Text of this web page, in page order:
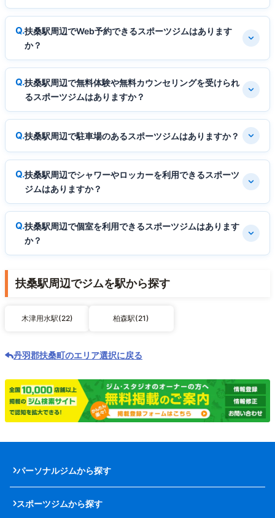
扶桑駅周辺でWeb予約できるスポーツジムはあります
か？
扶桑駅周辺で無料体験や無料カウンセリングを受けられ
るスポーツジムはありますか？
扶桑駅周辺で駐車場のあるスポーツジムはありますか？
扶桑駅周辺でシャワーやロッカーを利用できるスポーツ
ジムはありますか？
扶桑駅周辺で個室を利用できるスポーツジムはあります
か？
扶桑駅周辺でジムを駅から探す
木津用水駅(22) 柏森駅(21)
丹羽郡扶桑町のエリア選択に戻る
パーソナルジムから探す
スポーツジムから探す